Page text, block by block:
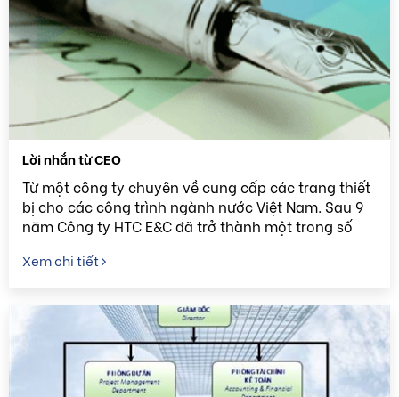
Lời nhắn từ CEO
Từ một công ty chuyên về cung cấp các trang thiết
bị cho các công trình ngành nước Việt Nam. Sau 9
năm Công ty HTC E&C đã trở thành một trong số
Việt Nam.
Xem chi tiết